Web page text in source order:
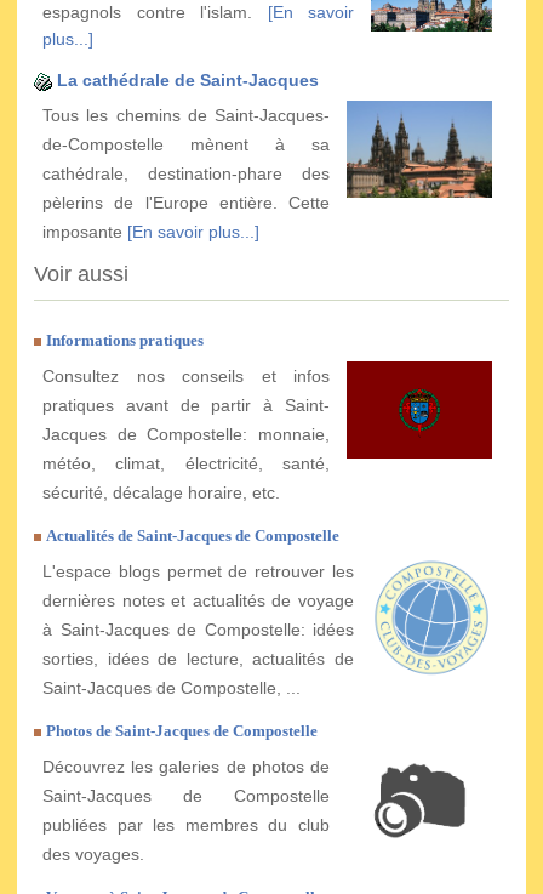
espagnols contre l'islam. [En savoir
plus...]
La cathédrale de Saint-Jacques
Tous les chemins de Saint-Jacques-
de-Compostelle mènent à sa
cathédrale, destination-phare des
pèlerins de l'Europe entière. Cette
imposante [En savoir plus...]
Voir aussi
Informations pratiques
Consultez nos conseils et infos
pratiques avant de partir à Saint-
Jacques de Compostelle: monnaie,
météo, climat, électricité, santé,
sécurité, décalage horaire, etc.
Actualités de Saint-Jacques de Compostelle
L'espace blogs permet de retrouver les
dernières notes et actualités de voyage
à Saint-Jacques de Compostelle: idées
sorties, idées de lecture, actualités de
Saint-Jacques de Compostelle, ...
Photos de Saint-Jacques de Compostelle
Découvrez les galeries de photos de
Saint-Jacques de Compostelle
publiées par les membres du club
des voyages.